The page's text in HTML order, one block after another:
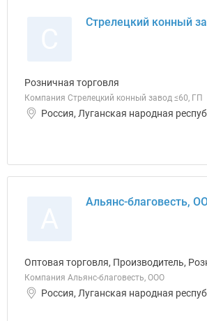
Стрелецкий конный
Розничная торговля
Компания Стрелецкий конный завод ≤60, ГП
Россия, Луганская народная
Альянс-благовесть,
Оптовая торговля, Производитель,
Компания Альянс-благовесть, ООО
Россия, Луганская народная